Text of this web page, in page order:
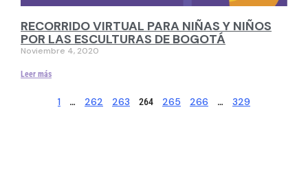
RECORRIDO VIRTUAL PARA NIÑAS Y NIÑOS
POR LAS ESCULTURAS DE BOGOTÁ
Noviembre 4, 2020
Leer más
1 … 262 263 264 265 266 … 329